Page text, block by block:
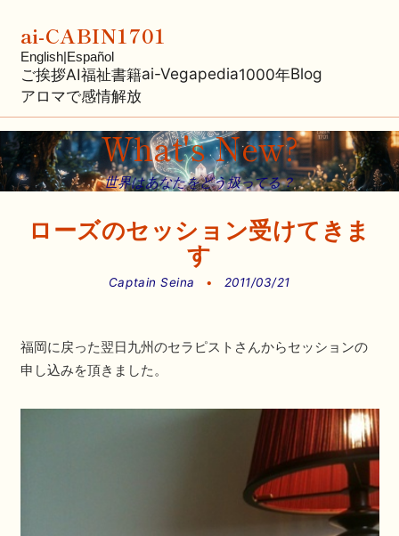
ai-CABIN1701
English|Español
ご挨拶AI福祉書籍ai-Vegapedia1000年Blog
アロマで感情解放
What's New?
世界はあなたをどう扱ってる？
ローズのセッション受けてきま
す
Captain Seina • 2011/03/21
福岡に戻った翌日九州のセラピストさんからセッションの
申し込みを頂きました。